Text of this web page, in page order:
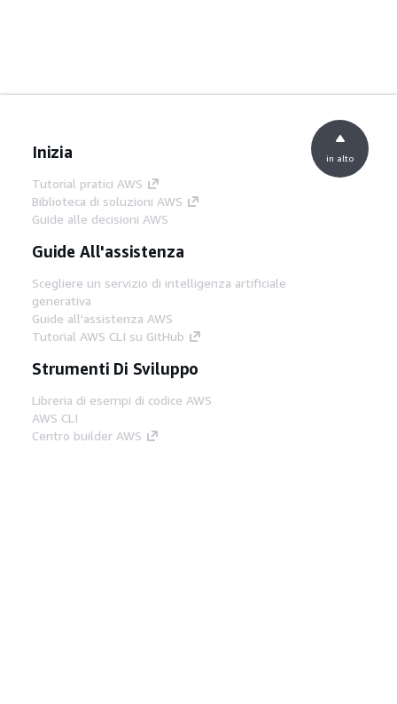
Inizia
Tutorial pratici AWS
Biblioteca di soluzioni AWS
Guide alle decisioni AWS
Guide All'assistenza
Scegliere un servizio di intelligenza artificiale
generativa
Guide all'assistenza AWS
Tutorial AWS CLI su GitHub
Strumenti Di Sviluppo
Libreria di esempi di codice AWS
AWS CLI
Centro builder AWS
in alto